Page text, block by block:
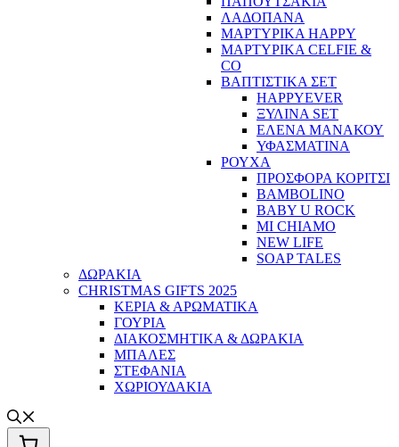
ΛΑΔΟΠΑΝΑ
ΜΑΡΤΥΡΙΚΑ HAPPY
ΜΑΡΤΥΡΙΚΑ CELFIE &
CO
ΒΑΠΤΙΣΤΙΚΑ ΣΕΤ
HAPPYEVER
ΞΥΛΙΝΑ SET
ΕΛΕΝΑ ΜΑΝΑΚΟΥ
ΥΦΑΣΜΑΤΙΝΑ
ΡΟΥΧΑ
ΠΡΟΣΦΟΡΑ ΚΟΡΙΤΣΙ
BAMBOLINO
BABY U ROCK
MI CHIAMO
NEW LIFE
SOAP TALES
ΔΩΡΑΚΙΑ
CHRISTMAS GIFTS 2025
ΚΕΡΙΑ & ΑΡΩΜΑΤΙΚΑ
ΓΟΥΡΙΑ
ΔΙΑΚΟΣΜΗΤΙΚΑ & ΔΩΡΑΚΙΑ
ΜΠΑΛΕΣ
ΣΤΕΦΑΝΙΑ
ΧΩΡΙΟΥΔΑΚΙΑ